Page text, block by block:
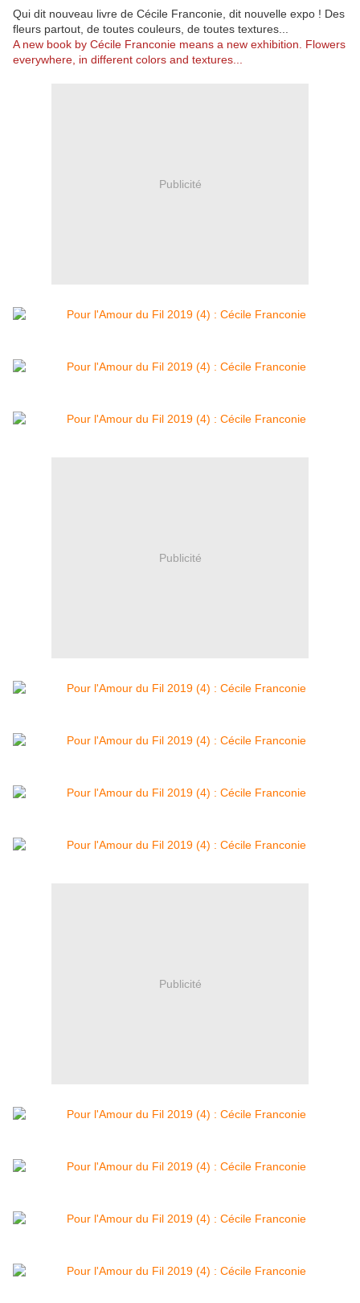
Qui dit nouveau livre de Cécile Franconie, dit nouvelle expo ! Des
fleurs partout, de toutes couleurs, de toutes textures...
A new book by Cécile Franconie means a new exhibition. Flowers
everywhere, in different colors and textures...
Publicité
Publicité
Publicité